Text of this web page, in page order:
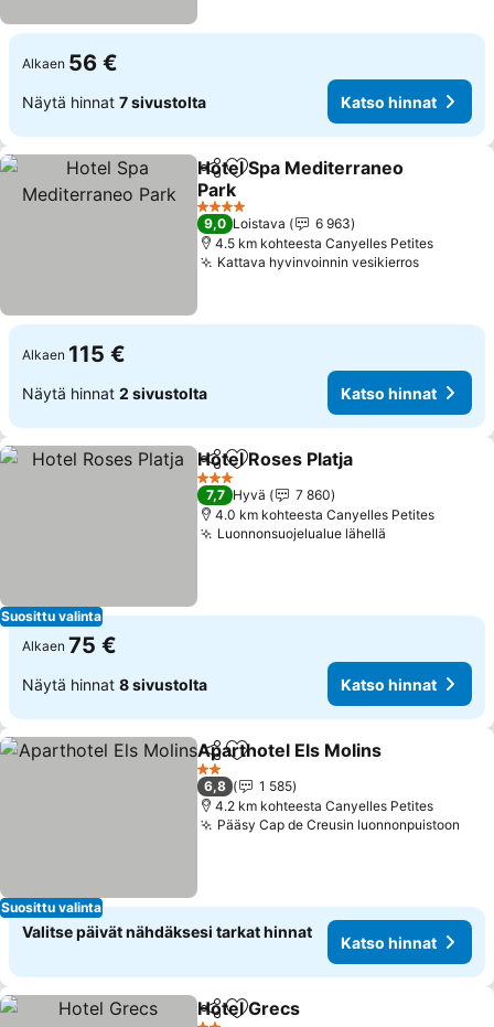
Alkaen 56 €
Näytä hinnat 7 sivustolta Katso hinnat
Jaa Lisää suosikkeihin
Hotel Spa Mediterraneo
Park
4 Tähtiluokitus
9,0 Loistava
6 963
4.5 km kohteesta Canyelles Petites
Kattava hyvinvoinnin vesikierros
Alkaen 115 €
Näytä hinnat 2 sivustolta Katso hinnat
Suosittu valinta
Jaa Lisää suosikkeihin
Hotel Roses Platja
3 Tähtiluokitus
7,7 Hyvä
7 860
4.0 km kohteesta Canyelles Petites
Luonnonsuojelualue lähellä
Alkaen 75 €
Näytä hinnat 8 sivustolta Katso hinnat
Suosittu valinta
Jaa Lisää suosikkeihin
Aparthotel Els Molins
2 Tähtiluokitus
6,8
1 585
4.2 km kohteesta Canyelles Petites
Pääsy Cap de Creusin luonnonpuistoon
Valitse päivät nähdäksesi tarkat hinnat
Katso hinnat
Jaa Lisää suosikkeihin
Hotel Grecs